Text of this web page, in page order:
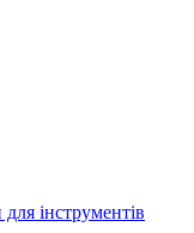
інструментів